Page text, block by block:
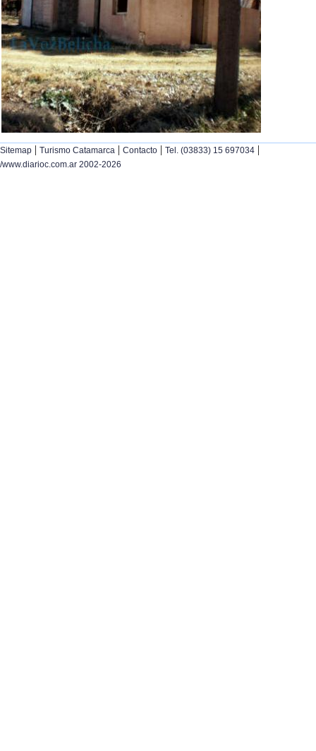
Sitemap | Turismo Catamarca | Contacto | Tel. (03833) 15 697034 |
/www.diarioc.com.ar 2002-2026